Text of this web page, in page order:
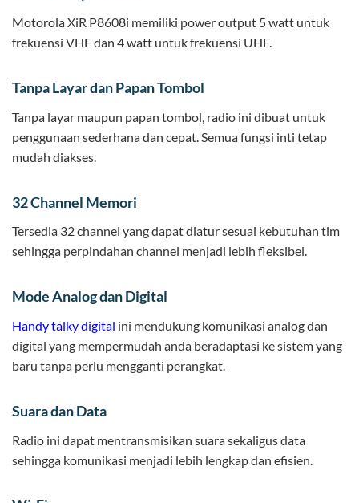
Motorola XiR P8608i memiliki power output 5 watt untuk
frekuensi VHF dan 4 watt untuk frekuensi UHF.
Tanpa Layar dan Papan Tombol
Tanpa layar maupun papan tombol, radio ini dibuat untuk
penggunaan sederhana dan cepat. Semua fungsi inti tetap
mudah diakses.
32 Channel Memori
Tersedia 32 channel yang dapat diatur sesuai kebutuhan tim
sehingga perpindahan channel menjadi lebih fleksibel.
Mode Analog dan Digital
Handy talky digital ini mendukung komunikasi analog dan
digital yang mempermudah anda beradaptasi ke sistem yang
baru tanpa perlu mengganti perangkat.
Suara dan Data
Radio ini dapat mentransmisikan suara sekaligus data
sehingga komunikasi menjadi lebih lengkap dan efisien.